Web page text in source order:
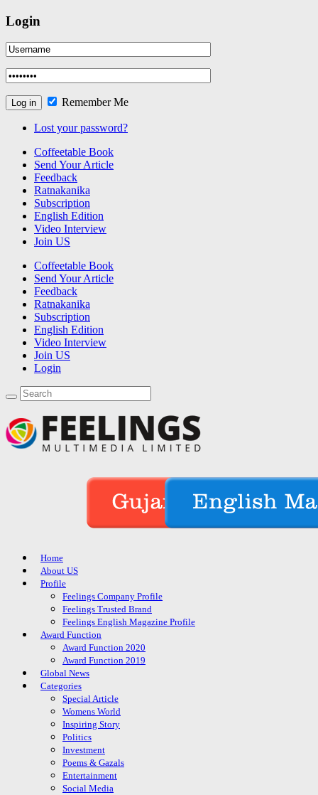
Login
Remember Me
Lost your password?
Coffeetable Book
Send Your Article
Feedback
Ratnakanika
Subscription
English Edition
Video Interview
Join US
Coffeetable Book
Send Your Article
Feedback
Ratnakanika
Subscription
English Edition
Video Interview
Join US
Login
Home
About US
Profile
Feelings Company Profile
Feelings Trusted Brand
Feelings English Magazine Profile
Award Function
Award Function 2020
Award Function 2019
Global News
Categories
Special Article
Womens World
Inspiring Story
Politics
Investment
Poems & Gazals
Entertainment
Social Media